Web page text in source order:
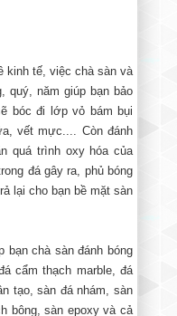
kinh tế, việc chà sàn và
quý, năm giúp bạn bảo
bóc đi lớp vỏ bám bụi
vết mực.... Còn đánh
quá trình oxy hóa của
đá gây ra, phủ bóng
lại cho bạn bề mặt sàn
bạn chà sàn đánh bóng
cẩm thạch marble, đá
tạo, sàn đá nhám, sàn
bông, sàn epoxy và cả